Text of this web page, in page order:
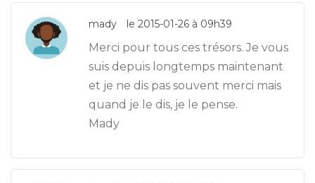
mady le 2015-01-26 à 09h39
Merci pour tous ces trésors. Je vous
suis depuis longtemps maintenant
et je ne dis pas souvent merci mais
quand je le dis, je le pense.
Mady